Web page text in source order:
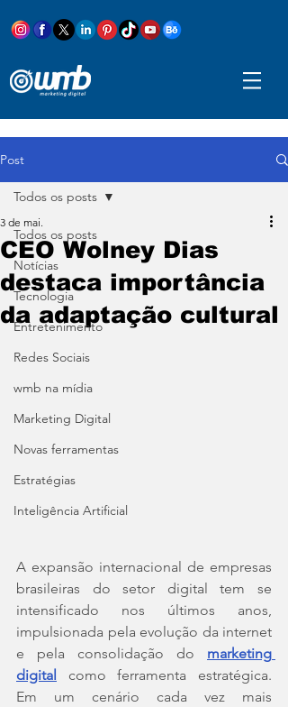
Post
Todos os posts
Notícias
Tecnologia
Entretenimento
Redes Sociais
wmb na mídia
Marketing Digital
Novas ferramentas
Estratégias
Inteligência Artificial
Todos os posts
CEO Wolney Dias
destaca importância
da adaptação cultural
3 de mai.
A expansão internacional de empresas
brasileiras do setor digital tem se
intensificado nos últimos anos,
impulsionada pela evolução da internet
e pela consolidação do marketing
digital
como ferramenta estratégica.
Em um cenário cada vez mais